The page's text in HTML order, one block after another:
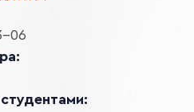
06